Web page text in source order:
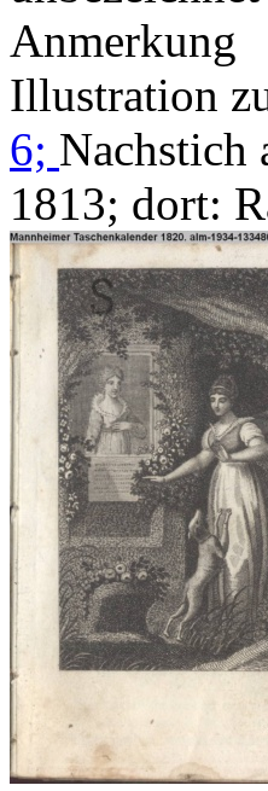
Anmerkung
Illustration
6; Nachstich
1813; dort: